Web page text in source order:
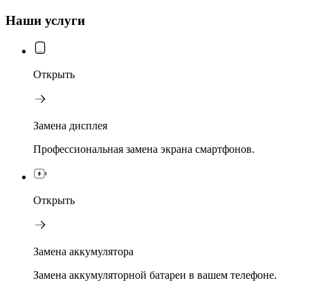
Наши услуги
Открыть
Замена дисплея
Профессиональная замена экрана смартфонов.
Открыть
Замена аккумулятора
Замена аккумуляторной батареи в вашем телефоне.